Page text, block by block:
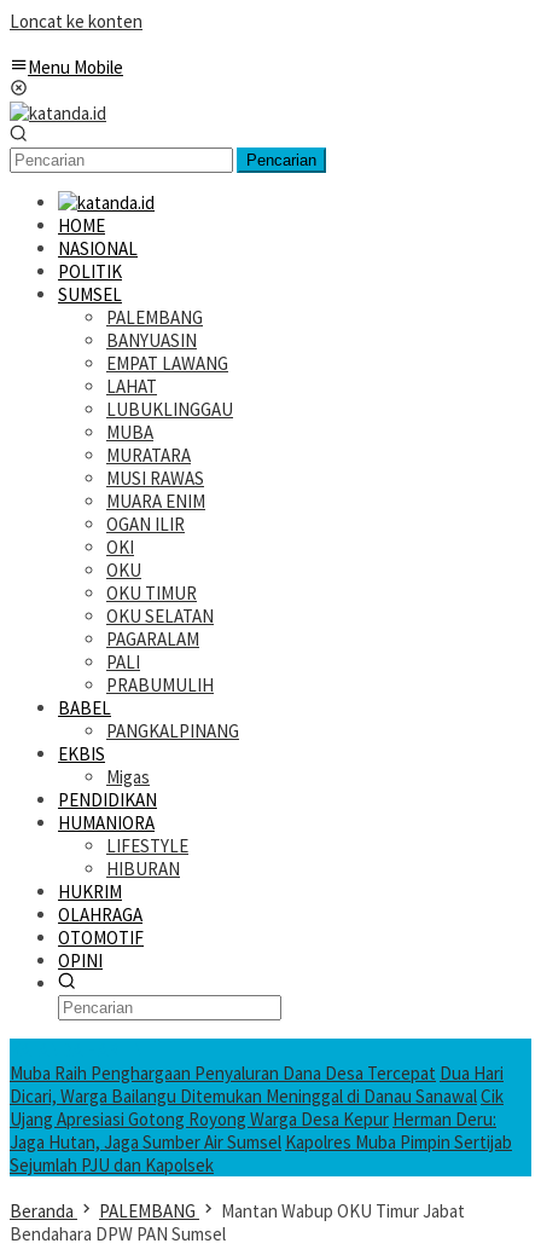
Loncat ke konten
Menu Mobile
Pencarian
HOME
NASIONAL
POLITIK
SUMSEL
PALEMBANG
BANYUASIN
EMPAT LAWANG
LAHAT
LUBUKLINGGAU
MUBA
MURATARA
MUSI RAWAS
MUARA ENIM
OGAN ILIR
OKI
OKU
OKU TIMUR
OKU SELATAN
PAGARALAM
PALI
PRABUMULIH
BABEL
PANGKALPINANG
EKBIS
Migas
PENDIDIKAN
HUMANIORA
LIFESTYLE
HIBURAN
HUKRIM
OLAHRAGA
OTOMOTIF
OPINI
Muba Raih Penghargaan Penyaluran Dana Desa Tercepat Dua Hari
Dicari, Warga Bailangu Ditemukan Meninggal di Danau SanawalCik
Ujang Apresiasi Gotong Royong Warga Desa Kepur Herman Deru:
Jaga Hutan, Jaga Sumber Air Sumsel Kapolres Muba Pimpin Sertijab
Sejumlah PJU dan Kapolsek
Beranda
PALEMBANG
Mantan Wabup OKU Timur Jabat
Bendahara DPW PAN Sumsel